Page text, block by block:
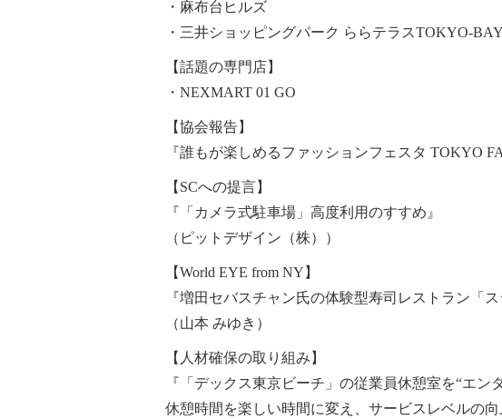
・麻布台ヒルズ
・三井ショッピングパーク ららテラスTOKYO-BAY
【話題の専門店】
・NEXMART 01 GO
【協会報告】
『誰もが楽しめるファッションフェスタ TOKYO
【SCへの提言】
『「カメラ式駐車場」高度利用のすすめ』
（ピットデザイン（株））
【World EYE from NY】
『増田セバスチャン氏の体験型寿司レストラン「ス
（山本 みゆき）
【人材確保の取り組み】
『「デックス東京ビーチ」の従業員休憩室を“エン
休憩時間を楽しい時間に変え、サービスレベルの向